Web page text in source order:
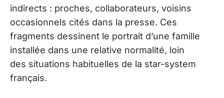
indirects : proches, collaborateurs, voisins
occasionnels cités dans la presse. Ces
fragments dessinent le portrait d’une famille
installée dans une relative normalité, loin
des situations habituelles de la star-system
français.